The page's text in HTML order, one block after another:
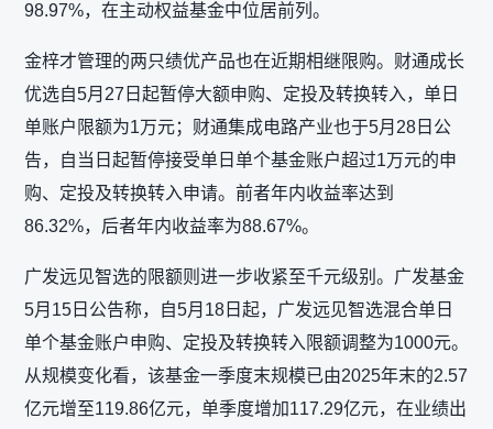
98.97%，在主动权益基金中位居前列。
金梓才管理的两只绩优产品也在近期相继限购。财通成长
优选自5月27日起暂停大额申购、定投及转换转入，单日
单账户限额为1万元；财通集成电路产业也于5月28日公
告，自当日起暂停接受单日单个基金账户超过1万元的申
购、定投及转换转入申请。前者年内收益率达到
86.32%，后者年内收益率为88.67%。
广发远见智选的限额则进一步收紧至千元级别。广发基金
5月15日公告称，自5月18日起，广发远见智选混合单日
单个基金账户申购、定投及转换转入限额调整为1000元。
从规模变化看，该基金一季度末规模已由2025年末的2.57
亿元增至119.86亿元，单季度增加117.29亿元，在业绩出